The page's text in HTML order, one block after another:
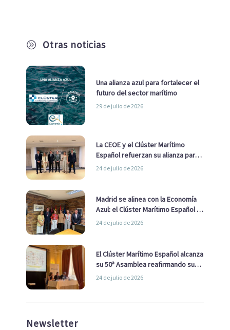
A Otras noticias
Una alianza azul para fortalecer el
futuro del sector marítimo
29 de julio de 2026
La CEOE y el Clúster Marítimo
Español refuerzan su alianza para
impulsar una estrategia Nacional
24 de julio de 2026
Madrid se alinea con la Economía
Azul: el Clúster Marítimo Español y
la Real Liga Naval avanzan alianzas
24 de julio de 2026
El Clúster Marítimo Español alcanza
su 50ª Asamblea reafirmando su
liderazgo en la Economía Azul
24 de julio de 2026
Newsletter